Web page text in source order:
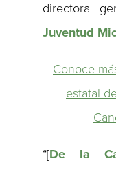
directora
Juventud
Conoce
estatal
“[De la